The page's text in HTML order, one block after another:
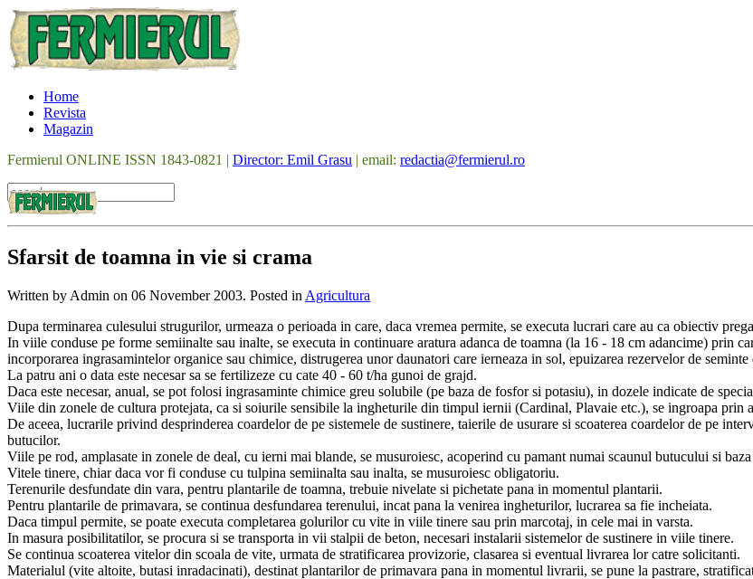
Home
Revista
Magazin
Fermierul ONLINE ISSN 1843-0821 | Director: Emil Grasu | email: redactia@fermierul.ro
Sfarsit de toamna in vie si crama
Written by Admin on 06 November 2003. Posted in Agricultura
Dupa terminarea culesului strugurilor, urmeaza o perioada in care, daca vremea permite, se executa lucrari care au ca obiectiv
In viile conduse pe forme semiinalte sau inalte, se executa in continuare aratura adanca de toamna (la 16 - 18 cm adancime) prin
incorporarea ingrasamintelor organice sau chimice, distrugerea unor daunatori care ierneaza in sol, epuizarea rezervelor de
La patru ani o data este necesar sa se fertilizeze cu cate 40 - 60 t/ha gunoi de grajd.
Daca este necesar, anual, se pot folosi ingrasaminte chimice greu solubile (pe baza de fosfor si potasiu), in dozele indicate de
Viile din zonele de cultura protejata, ca si soiurile sensibile la ingheturile din timpul iernii (Cardinal, Plavaie etc.), se ingroapa prin
De aceea, lucrarile privind desprinderea coardelor de pe sistemele de sustinere, taierile de usurare si scoaterea coardelor de pe
butucilor.
Viile pe rod, amplasate in zonele de deal, cu ierni mai blande, se musuroiesc, acoperind cu pamant numai scaunul butucului si
Vitele tinere, chiar daca vor fi conduse cu tulpina semiinalta sau inalta, se musuroiesc obligatoriu.
Terenurile desfundate din vara, pentru plantarile de toamna, trebuie nivelate si pichetate pana in momentul plantarii.
Pentru plantarile de primavara, se continua desfundarea terenului, incat pana la venirea ingheturilor, lucrarea sa fie incheiata.
Daca timpul permite, se poate executa completarea golurilor cu vite in viile tinere sau prin marcotaj, in cele mai in varsta.
In masura posibilitatilor, se procura si se transporta in vii stalpii de beton, necesari instalarii sistemelor de sustinere in viile tinere.
Se continua scoaterea vitelor din scoala de vite, urmata de stratificarea provizorie, clasarea si eventual livrarea lor catre solicitanti.
Materialul (vite altoite, butasi inradacinati), destinat plantarilor de primavara pana in momentul livrarii, se pune la pastrare,